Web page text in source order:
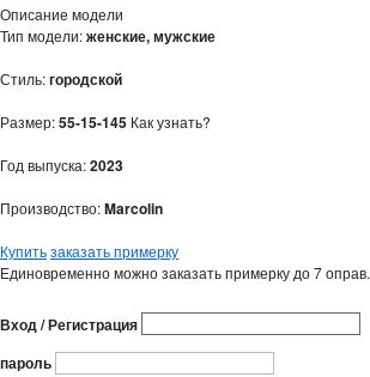
Описание модели
Тип модели:женские, мужские
Стиль:городской
Размер:55-15-145 Как узнать?
Год выпуска:2023
Производство:Marcolin
Купитьзаказать примерку
Единовременно можно заказать примерку до 7 оправ.
Вход / Регистрация
пароль